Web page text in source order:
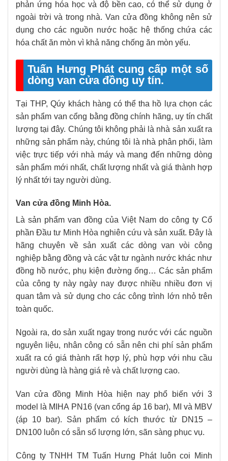
phản ứng hóa học và độ bền cao, có thể sử dụng ở
ngoài trời và trong nhà. Van cửa đồng không nên sử
dụng cho các nguồn nước hoặc hệ thống chứa các
hóa chất ăn mòn vì khả năng chống ăn mòn yếu.
Tuấn Hưng Phát cung cấp một số
dòng van cửa đồng uy tín.
Tại THP, Qúy khách hàng có thể tha hồ lựa chọn các
sản phẩm van cổng bằng đồng chính hãng, uy tín chất
lượng tại đây. Chúng tôi không phải là nhà sản xuất ra
những sản phẩm này, chúng tôi là nhà phân phối, làm
việc trực tiếp với nhà máy và mang đến những dòng
sản phẩm mới nhất, chất lượng nhất và giá thành hợp
lý nhất tới tay người dùng.
Van cửa đồng Minh Hòa.
Là sản phẩm van đồng của Việt Nam do công ty Cổ
phần Đầu tư Minh Hòa nghiên cứu và sản xuất. Đây là
hãng chuyên về sản xuất các dòng van vòi công
nghiệp bằng đồng và các vật tư ngành nước khác như
đồng hồ nước, phụ kiện đường ống… Các sản phẩm
của công ty này ngày nay được nhiều nhiều đơn vị
quan tâm và sử dụng cho các công trình lớn nhỏ trên
toàn quốc.
Ngoài ra, do sản xuất ngay trong nước với các nguồn
nguyên liệu, nhân công có sẵn nên chi phí sản phẩm
xuất ra có giá thành rất hợp lý, phù hợp với nhu cầu
người dùng là hàng giá rẻ và chất lượng cao.
Van cửa đồng Minh Hòa hiện nay phổ biến với 3
model là MIHA PN16 (van cổng áp 16 bar), MI và MBV
(áp 10 bar). Sản phẩm có kích thước từ DN15 –
DN100 luôn có sẵn số lượng lớn, sãn sàng phục vụ.
Công ty TNHH TM Tuấn Hưng Phát luôn coi Minh